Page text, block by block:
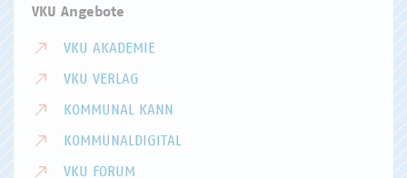
VKU Angebote
VKU AKADEMIE
VKU VERLAG
KOMMUNAL KANN
KOMMUNALDIGITAL
VKU FORUM